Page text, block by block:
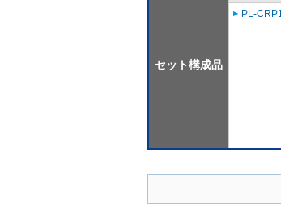
セット構成品
PL-